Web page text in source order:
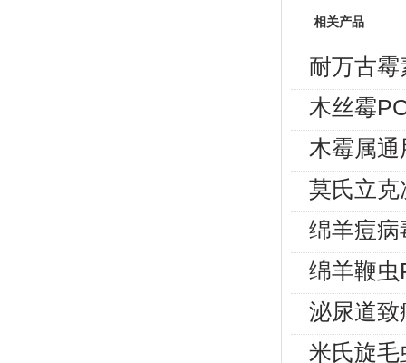
相关产品
耐万古
木丝霉
木霉属
莫氏立
绵羊痘
绵羊鞭
泌尿道
米氏旋